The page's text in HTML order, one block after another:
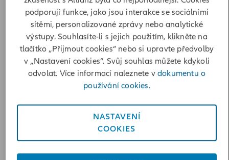
Poslat zprávu
+420775310834
Otevírací doba
Pondělí
08:00-12:00, 13:00-17:00
09:00-12:00, 13:00-17:00
Středa
08:00-12:00, 13:00-17:00
09:00-12:00, 13:00-17:00
09:00-12:00, 13:00-15:00
podporují funkce, jako jsou interakce se sociálními
sítěmi, personalizované zprávy nebo analytické
výstupy. Souhlasíte-li s jejich použitím, klikněte na
tlačítko „Přijmout cookies“ nebo si upravte předvolby
v „Nastavení cookies“. Svůj souhlas můžete kdykoli
odvolat. Více informací naleznete v dokumentu o
používání cookies.
NASTAVENÍ
COOKIES